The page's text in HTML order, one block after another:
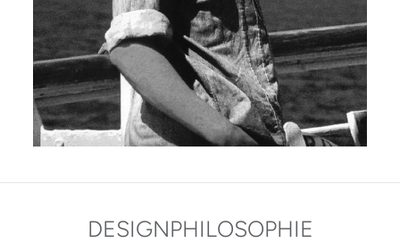
DESIGNPHILOSOPHIE